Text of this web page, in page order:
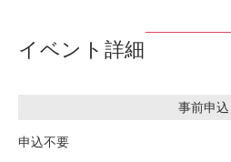
イベント詳細
事前申込
申込不要